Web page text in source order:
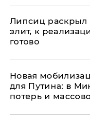
Липсиц раскрыл
элит, к
готово
​Новая
для Путина: в
потерь и